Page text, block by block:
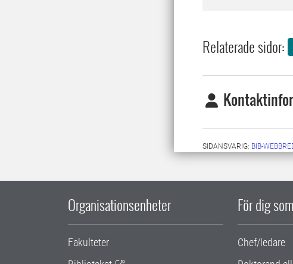
Relaterade sidor:
SIDANSVARIG: BIB-
Organisationsenheter
Fakulteter
För dig
Chef/ledare